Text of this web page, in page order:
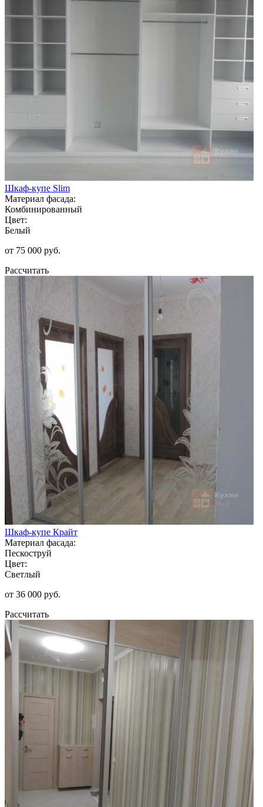
Шкаф-купе Slim
Материал фасада:
Комбинированный
Цвет:
Белый
от 75 000 руб.
Рассчитать
Шкаф-купе Крайт
Материал фасада:
Пескоструй
Цвет:
Светлый
от 36 000 руб.
Рассчитать